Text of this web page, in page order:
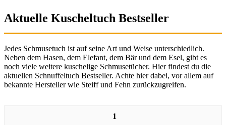
Aktuelle Kuscheltuch Bestseller
Jedes Schmusetuch ist auf seine Art und Weise unterschiedlich.
Neben dem Hasen, dem Elefant, dem Bär und dem Esel, gibt es
noch viele weitere kuschelige Schmusetücher. Hier findest du die
aktuellen Schnuffeltuch Bestseller. Achte hier dabei, vor allem auf
bekannte Hersteller wie Steiff und Fehn zurückzugreifen.
1